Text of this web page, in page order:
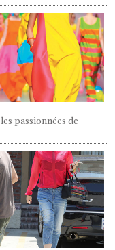
passionnées de